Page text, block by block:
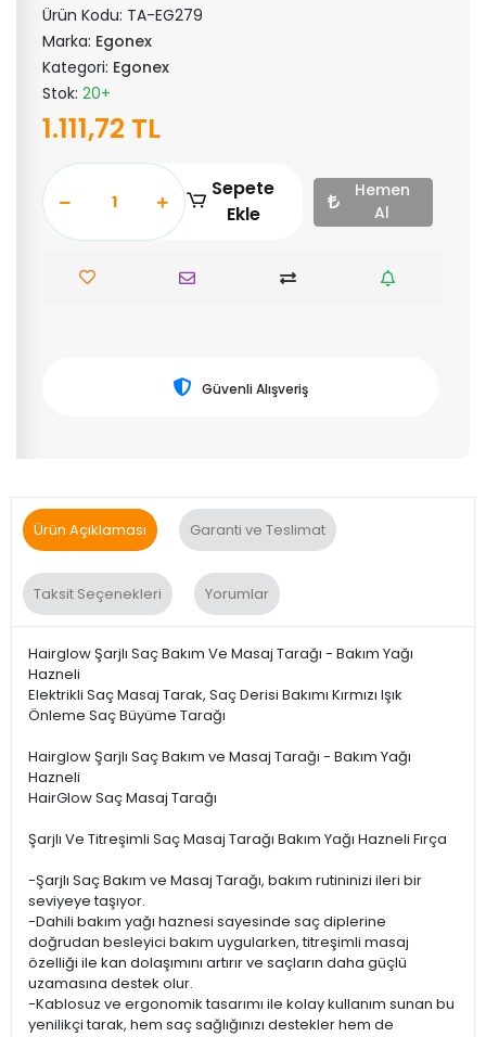
Ürün Kodu: TA-EG279
Marka: Egonex
Kategori: Egonex
Stok: 20+
1.111,72 TL
Sepete
Ekle
Hemen
Al
Güvenli Alışveriş
Ürün Açıklaması Garanti ve Teslimat
Taksit Seçenekleri Yorumlar
Hairglow Şarjlı Saç Bakım Ve Masaj Tarağı - Bakım Yağı
Hazneli
Elektrikli Saç Masaj Tarak, Saç Derisi Bakımı Kırmızı Işık
Önleme Saç Büyüme Tarağı
Hairglow Şarjlı Saç Bakım ve Masaj Tarağı - Bakım Yağı
Hazneli
HairGlow Saç Masaj Tarağı
Şarjlı Ve Titreşimli Saç Masaj Tarağı Bakım Yağı Hazneli Fırça
-Şarjlı Saç Bakım ve Masaj Tarağı, bakım rutininizi ileri bir
seviyeye taşıyor.
-Dahili bakım yağı haznesi sayesinde saç diplerine
doğrudan besleyici bakım uygularken, titreşimli masaj
özelliği ile kan dolaşımını artırır ve saçların daha güçlü
uzamasına destek olur.
-Kablosuz ve ergonomik tasarımı ile kolay kullanım sunan bu
yenilikçi tarak, hem saç sağlığınızı destekler hem de